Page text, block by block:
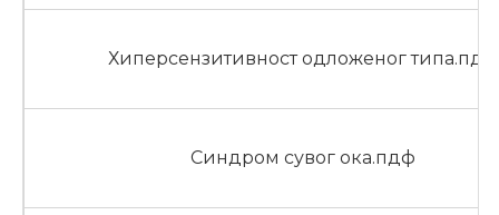
Хиперсензитивност одложеног типа.пдф
Синдром сувог ока.пдф